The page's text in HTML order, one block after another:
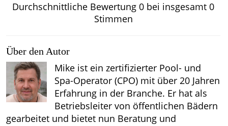
Durchschnittliche Bewertung 0 bei insgesamt 0
Stimmen
Über den Autor
Mike ist ein zertifizierter Pool- und
Spa-Operator (CPO) mit über 20 Jahren
Erfahrung in der Branche. Er hat als
Betriebsleiter von öffentlichen Bädern
gearbeitet und bietet nun Beratung und